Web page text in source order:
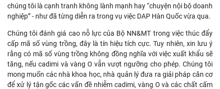
chúng tôi là cạnh tranh không lành mạnh hay “chuyện nội bộ doanh
nghiệp” - như đã từng diễn ra trong vụ việc DAP Hàn Quốc vừa qua.
Chúng tôi đánh giá cao nỗ lực của Bộ NN&MT trong việc thúc đẩy
cấp mã số vùng trồng, đây là tín hiệu tích cực. Tuy nhiên, xin lưu ý
rằng có mã số vùng trồng không đồng nghĩa với việc xuất khẩu sẽ
tăng, nếu cadimi và vàng O vẫn vượt ngưỡng cho phép. Chúng tôi
mong muốn các nhà khoa học, nhà quản lý đưa ra giải pháp căn cơ
để xử lý tận gốc các vấn đề nhiễm cadimi, vàng O và các chất cấm